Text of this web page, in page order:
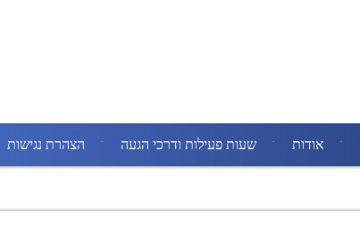
אודות שעות פעילות ודרכי הגעה הצהרת נגישות